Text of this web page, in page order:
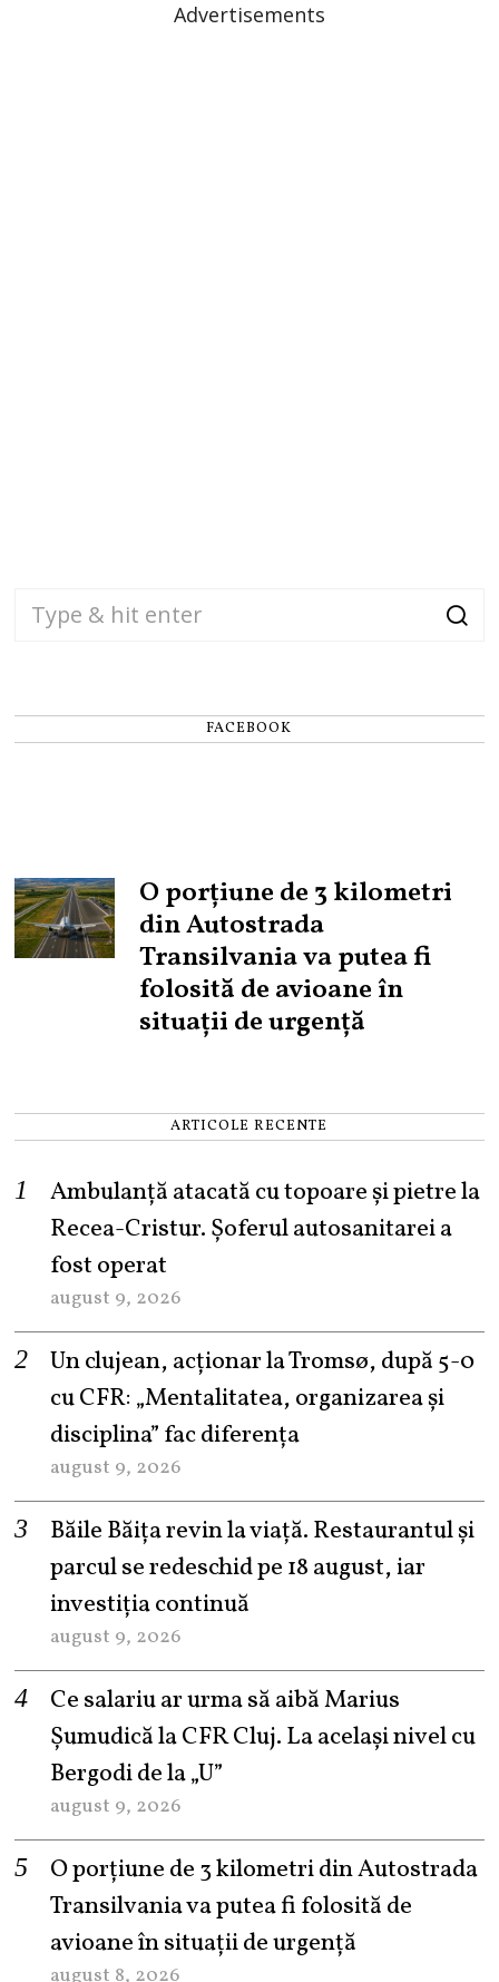
Advertisements
FACEBOOK
O porțiune de 3 kilometri
din Autostrada
Transilvania va putea fi
folosită de avioane în
situații de urgență
ARTICOLE RECENTE
Ambulanță atacată cu topoare și pietre la
Recea-Cristur. Șoferul autosanitarei a
fost operat
august 9, 2026
Un clujean, acționar la Tromsø, după 5-0
cu CFR: „Mentalitatea, organizarea și
disciplina” fac diferența
august 9, 2026
Băile Băița revin la viață. Restaurantul și
parcul se redeschid pe 18 august, iar
investiția continuă
august 9, 2026
Ce salariu ar urma să aibă Marius
Șumudică la CFR Cluj. La același nivel cu
Bergodi de la „U”
august 9, 2026
O porțiune de 3 kilometri din Autostrada
Transilvania va putea fi folosită de
avioane în situații de urgență
august 8, 2026